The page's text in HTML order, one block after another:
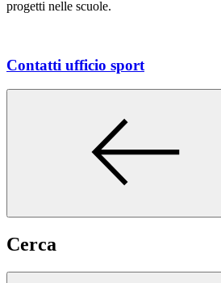
progetti nelle scuole.
Contatti ufficio sport
Cerca